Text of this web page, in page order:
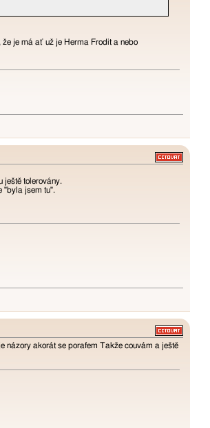
že je má ať už je Herma Frodit a nebo
ještě tolerovány.
"byla jsem tu".
názory akorát se porafem Takže couvám a ještě